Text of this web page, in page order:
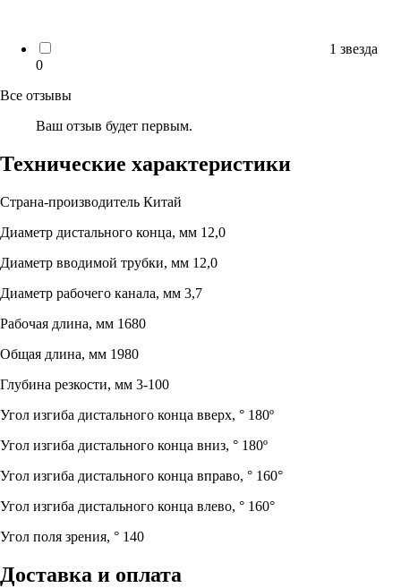
1 звезда
0
Все отзывы
Ваш отзыв будет первым.
Технические характеристики
Страна-производитель Китай
Диаметр дистального конца, мм 12,0
Диаметр вводимой трубки, мм 12,0
Диаметр рабочего канала, мм 3,7
Рабочая длина, мм 1680
Общая длина, мм 1980
Глубина резкости, мм 3-100
Угол изгиба дистального конца вверх, ° 180º
Угол изгиба дистального конца вниз, ° 180º
Угол изгиба дистального конца вправо, ° 160°
Угол изгиба дистального конца влево, ° 160°
Угол поля зрения, ° 140
Доставка и оплата